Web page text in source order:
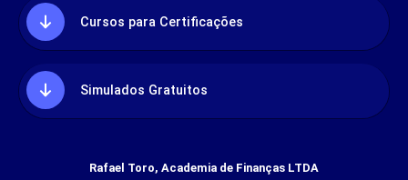
Cursos para Certificações
Simulados Gratuitos
Rafael Toro, Academia de Finanças LTDA